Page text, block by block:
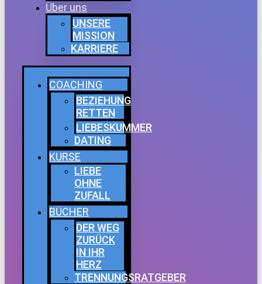
Über uns
UNSERE
MISSION
KARRIERE
COACHING
BEZIEHUNG
RETTEN
LIEBESKUMMER
DATING
KURSE
LIEBE
OHNE
ZUFALL
BÜCHER
DER WEG
ZURÜCK
IN IHR
HERZ
TRENNUNGSRATGEBER